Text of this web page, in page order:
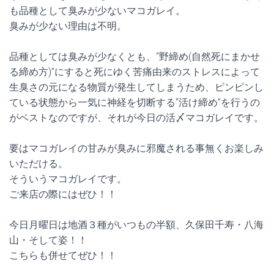
も品種として臭みが少ないマコガレイ。
臭みが少ない理由は不明。
品種としては臭みが少なくとも、“野締め(自然死にまかせ
る締め方)”にすると死にゆく苦痛由来のストレスによって
生臭さの元になる物質が発生してしまうため、ピンピンし
ている状態から一気に神経を切断する“活け締め”を行うの
がベストなのですが、それが今日の活〆マコガレイです。
要はマコガレイの甘みが臭みに邪魔される事無くお楽しみ
いただける。
そういうマコガレイです。
ご来店の際にはぜひ！！
今日月曜日は地酒３種がいつもの半額、久保田千寿・八海
山・そして姿！！
こちらも併せてぜひ！！